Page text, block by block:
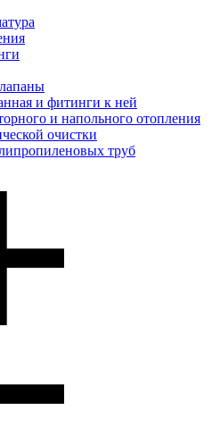
и фитинги к ней
и напольного отопления
очистки
труб